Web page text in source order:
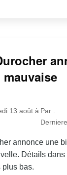
13 août à Par :
annonce une
Détails dans
plus bas.